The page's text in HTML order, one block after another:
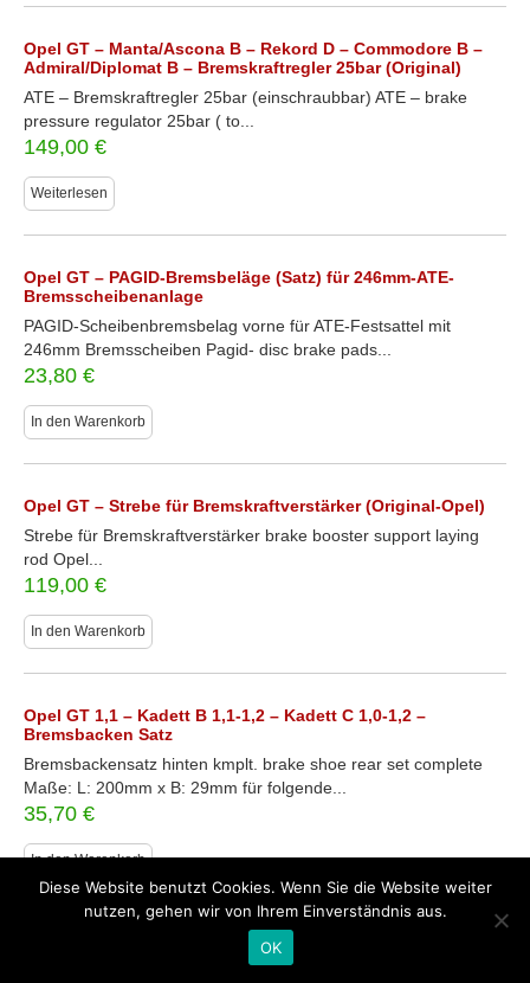
Opel GT – Manta/Ascona B – Rekord D – Commodore B –
Admiral/Diplomat B – Bremskraftregler 25bar (Original)
ATE – Bremskraftregler 25bar (einschraubbar) ATE – brake
pressure regulator 25bar ( to...
149,00 €
Weiterlesen
Opel GT – PAGID-Bremsbeläge (Satz) für 246mm-ATE-
Bremsscheibenanlage
PAGID-Scheibenbremsbelag vorne für ATE-Festsattel mit
246mm Bremsscheiben Pagid- disc brake pads...
23,80 €
In den Warenkorb
Opel GT – Strebe für Bremskraftverstärker (Original-Opel)
Strebe für Bremskraftverstärker brake booster support laying
rod Opel...
119,00 €
In den Warenkorb
Opel GT 1,1 – Kadett B 1,1-1,2 – Kadett C 1,0-1,2 –
Bremsbacken Satz
Bremsbackensatz hinten kmplt. brake shoe rear set complete
Maße: L: 200mm x B: 29mm für folgende...
35,70 €
In den Warenkorb
Opel GT 1,1 – Kadett B/C 1,0-1,2 – Radbremszylinder
Diese Website benutzt Cookies. Wenn Sie die Website weiter
nutzen, gehen wir von Ihrem Einverständnis aus.
OK